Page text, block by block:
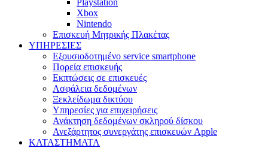
Playstation
Xbox
Nintendo
Επισκευή Μητρικής Πλακέτας
YΠΗΡΕΣΙΕΣ
Εξουσιοδοτημένο service smartphone
Πορεία επισκευής
Εκπτώσεις σε επισκευές
Ασφάλεια δεδομένων
Ξεκλείδωμα δικτύου
Υπηρεσίες για επιχειρήσεις
Ανάκτηση δεδομένων σκληρού δίσκου
Ανεξάρτητος συνεργάτης επισκευών Apple
ΚΑΤΑΣΤΗΜΑΤΑ